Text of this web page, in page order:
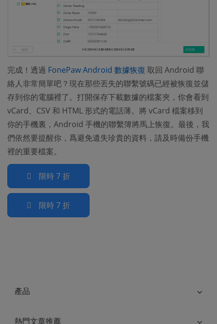
完成！透過 FonePaw Android 數據恢復 (opens new
取回 Android 聯
絡人非常簡單吧？現在那些丟失的聯繫號碼已經被恢復並儲
存到你的電腦裡了。打開保存下載數據的檔案夾，你會看到
vCard、CSV 和 HTML 形式的電話薄。將 vCard 檔案移到
你的手機裏，Android 手機的聯繫簿將馬上恢復。最後，我
們依然要提醒你，爲避免遺失珍貴的資料，請及時備份手機
裡的重要檔案。
限時 7 折
限時 7 折
產品
熱門文章推薦